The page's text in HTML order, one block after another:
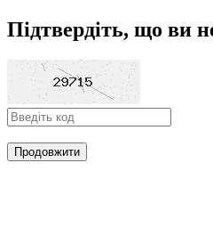
Підтвердіть, що ви
Продовжити